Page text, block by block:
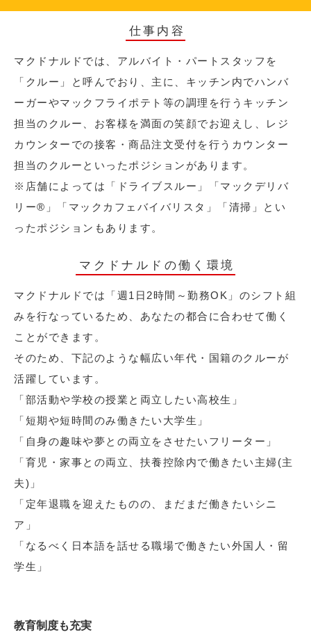
仕事内容
マクドナルドでは、アルバイト・パートスタッフを
「クルー」と呼んでおり、主に、キッチン内でハンバ
ーガーやマックフライポテト等の調理を行うキッチン
担当のクルー、お客様を満面の笑顔でお迎えし、レジ
カウンターでの接客・商品注文受付を行うカウンター
担当のクルーといったポジションがあります。
※店舗によっては「ドライブスルー」「マックデリバ
リー®︎」「マックカフェバイバリスタ」「清掃」とい
ったポジションもあります。
マクドナルドの働く環境
マクドナルドでは「週1日2時間～勤務OK」のシフト組
みを行なっているため、あなたの都合に合わせて働く
ことができます。
そのため、下記のような幅広い年代・国籍のクルーが
活躍しています。
「部活動や学校の授業と両立したい高校生」
「短期や短時間のみ働きたい大学生」
「自身の趣味や夢との両立をさせたいフリーター」
「育児・家事との両立、扶養控除内で働きたい主婦(主
夫)」
「定年退職を迎えたものの、まだまだ働きたいシニ
ア」
「なるべく日本語を話せる職場で働きたい外国人・留
学生」
教育制度も充実